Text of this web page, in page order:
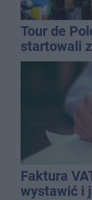
Tour de
startowali
Faktura
wystawić i